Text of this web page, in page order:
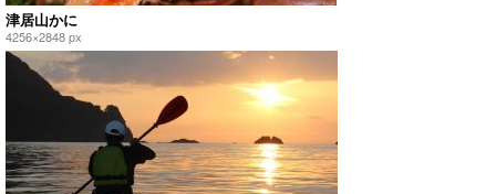
津居山かに
4256×2848 px